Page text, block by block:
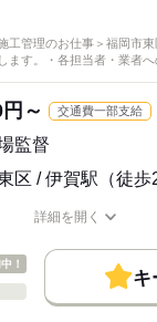
に教えてくださいます
事情に理解がある職場
30代活躍
大きな建物の照明やコ
オフィスビルの空調や
門的な知識が身につい
務経験のある方
方は、お気軽に問い合
いという方も大歓迎で
ればOK！（入力・コ
スニーカーOK！
幹線通勤は認められま
応募する
工管理のお仕事＞福岡市
ます。・各担当者・業者へ
～ 交通費一部支給
監督
区 / 伊賀駅（徒歩
男性
場監督
詳細を開く
！
キ